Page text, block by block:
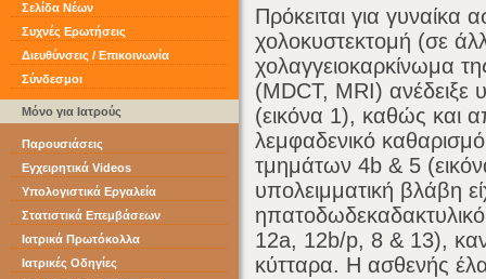
Πρόκειται για
χολοκυστεκτομή (σε
χολαγγειοκαρκίνωμα
(MDCT, MRI) ανέδειξε
(εικόνα 1), καθώς και
λεμφαδενικό
τμημάτων 4b & 5
υπολειμματική βλάβη
12a, 12b/p, 8 & 13),
κύτταρα. Η ασθενής
Σελίδα Νέων
Συχνές Ερωτήσεις
Διευθύνσεις / Επικοινωνία
Σύνδεσμοι
Μόνο για Ιατρούς
Παρουσιάσεις
Εγχειρητικά Videos
Υπολογιστικά Εργαλεία
Στατιστικά Επεμβάσεων
Ιατρικά Πρωτόκολλα
Ιατρικές Οδηγίες